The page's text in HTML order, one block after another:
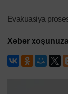
Evakuasiya
Xəbər